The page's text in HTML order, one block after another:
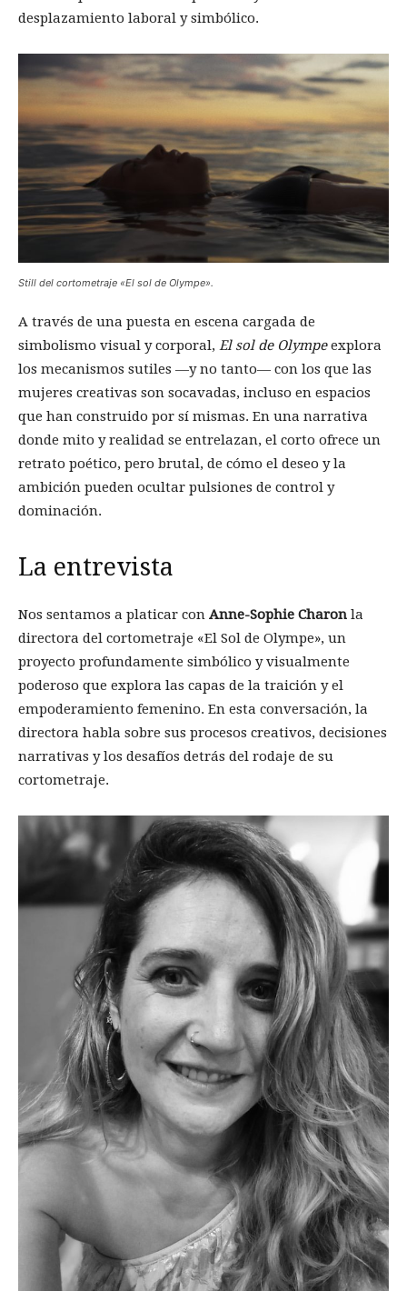
desplazamiento laboral y simbólico.
Still del cortometraje «El sol de Olympe».
A través de una puesta en escena cargada de
simbolismo visual y corporal, El sol de Olympeexplora
los mecanismos sutiles —y no tanto— con los que las
mujeres creativas son socavadas, incluso en espacios
que han construido por sí mismas. En una narrativa
donde mito y realidad se entrelazan, el corto ofrece un
retrato poético, pero brutal, de cómo el deseo y la
ambición pueden ocultar pulsiones de control y
dominación.
La entrevista
Nos sentamos a platicar con Anne-Sophie Charon la
directora del cortometraje «El Sol de Olympe», un
proyecto profundamente simbólico y visualmente
poderoso que explora las capas de la traición y el
empoderamiento femenino. En esta conversación, la
directora habla sobre sus procesos creativos, decisiones
narrativas y los desafíos detrás del rodaje de su
cortometraje.